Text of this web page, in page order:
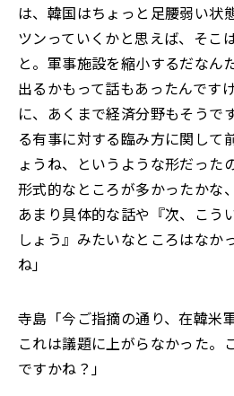
は、韓国はちょっと足腰弱い状
ツンっていくかと思えば、そこ
と。軍事施設を縮小するだなん
出るかもって話もあったんです
に、あくまで経済分野もそうで
る有事に対する臨み方に関して
ょうね、というような形だった
形式的なところが多かったかな
あまり具体的な話や『次、こう
しょう』みたいなところはなか
ね」
寺島「今ご指摘の通り、在韓米
これは議題に上がらなかった。
ですかね？」